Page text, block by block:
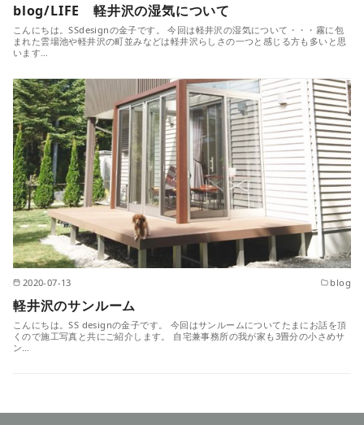
blog/LIFE 軽井沢の湿気について
こんにちは。SSdesignの金子です。 今回は軽井沢の湿気について・・・霧に包
まれた雲場池や軽井沢の町並みなどは軽井沢らしさの一つと感じる方も多いと思
います…
2020-07-13 blog
軽井沢のサンルーム
こんにちは。SS designの金子です。 今回はサンルームについてたまにお話を頂
くので施工写真と共にご紹介します。 自宅兼事務所の我が家も3畳分の小さめサ
ン…